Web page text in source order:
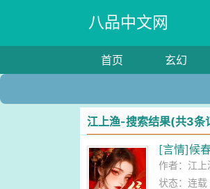
八品中文网
首页 玄幻
江上渔-搜索结果(共3条
[言情]候
作者： 江上
状态：连载